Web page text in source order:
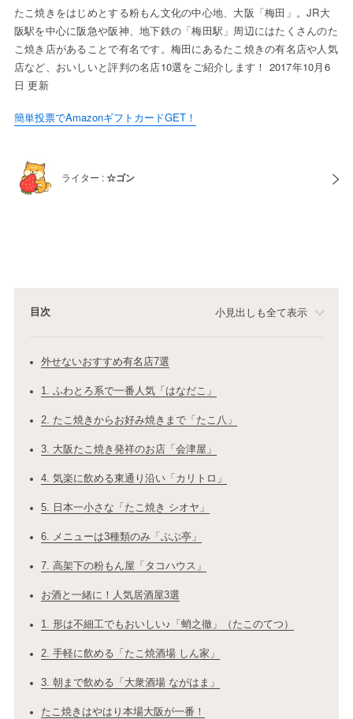
たこ焼きをはじめとする粉もん文化の中心地、大阪「梅田」。JR大
阪駅を中心に阪急や阪神、地下鉄の「梅田駅」周辺にはたくさんのた
こ焼き店があることで有名です。梅田にあるたこ焼きの有名店や人気
店など、おいしいと評判の名店10選をご紹介します！ 2017年10月6
日 更新
簡単投票でAmazonギフトカードGET！
ライター :☆ゴン
目次 小見出しも全て表示
外せないおすすめ有名店7選
1. ふわとろ系で一番人気「はなだこ」
2. たこ焼きからお好み焼きまで「たこ八」
3. 大阪たこ焼き発祥のお店「会津屋」
4. 気楽に飲める東通り沿い「カリトロ」
5. 日本一小さな「たこ焼き シオヤ」
6. メニューは3種類のみ「ぶぶ亭」
7. 高架下の粉もん屋「タコハウス」
お酒と一緒に！人気居酒屋3選
1. 形は不細工でもおいしい♪「蛸之徹」（たこのてつ）
2. 手軽に飲める「たこ焼酒場 しん家」
3. 朝まで飲める「大衆酒場 ながはま」
たこ焼きはやはり本場大阪が一番！